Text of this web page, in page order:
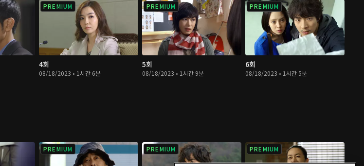
PREMIUM
4회
08/18/2023 • 1시간 6분
PREMIUM
5회
08/18/2023 • 1시간 9분
PREMIUM
6회
08/18/2023 • 1시간 5분
PREMIUM PREMIUM PREMIUM